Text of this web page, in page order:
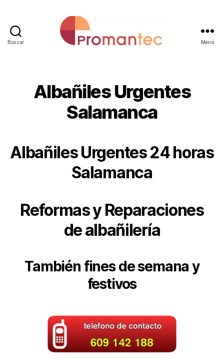
Buscar Menú
Albañiles Urgentes
Salamanca
Albañiles Urgentes 24 horas
Salamanca
Reformas y Reparaciones
de albañilería
También fines de semana y
festivos